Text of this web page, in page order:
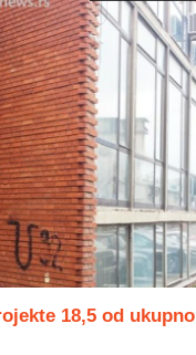
18,5 od ukupno